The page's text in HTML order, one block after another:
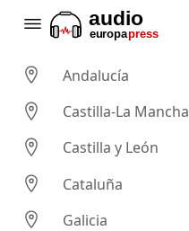
Andalucía
Castilla-La Mancha
Castilla y León
Cataluña
Galicia